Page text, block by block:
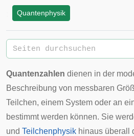
Quantenphysik
Quantenzahlen dienen in der
Beschreibung von messbaren
Teilchen, einem System oder an
bestimmt werden können. Sie
und Teilchenphysik hinaus überall